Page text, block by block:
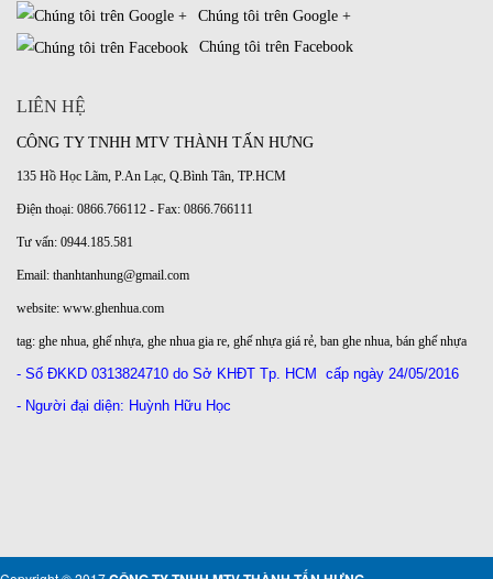
Chúng tôi trên Google +
Chúng tôi trên Facebook
LIÊN HỆ
CÔNG TY TNHH MTV THÀNH TẤN HƯNG
135 Hồ Học Lãm, P.An Lạc, Q.Bình Tân, TP.HCM
Điện thoại: 0866.766112 - Fax: 0866.766111
Tư vấn: 0944.185.581
Email: thanhtanhung@gmail.com
website: www.ghenhua.com
tag: ghe nhua, ghế nhựa, ghe nhua gia re, ghế nhựa giá rẻ, ban ghe nhua, bán ghế nhựa
- Số ĐKKD 0313824710 do Sở KHĐT Tp. HCM
cấp ngày 24/05/2016
- Người đại diện: Huỳnh Hữu Học